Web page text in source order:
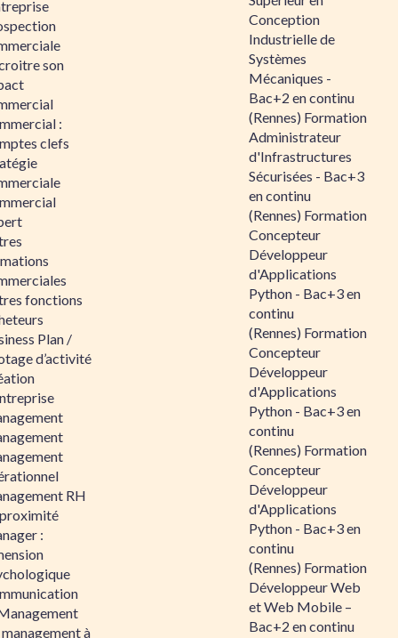
son
:
clefs
fonctions
Plan /
d’activité
RH
:
à
Conception
Industrielle de
Systèmes
Mécaniques -
Bac+2 en continu
(Rennes) Formation
Administrateur
d'Infrastructures
Sécurisées - Bac+3
en continu
(Rennes) Formation
Concepteur
Développeur
d'Applications
Python - Bac+3 en
continu
(Rennes) Formation
Concepteur
Développeur
d'Applications
Python - Bac+3 en
continu
(Rennes) Formation
Concepteur
Développeur
d'Applications
Python - Bac+3 en
continu
(Rennes) Formation
Développeur Web
et Web Mobile –
Bac+2 en continu